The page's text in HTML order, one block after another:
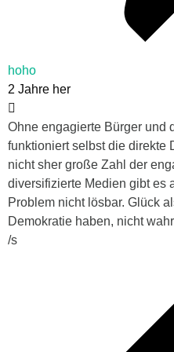
hoho
2 Jahre her
Ohne engagierte Bürger und
funktioniert selbst die direkte
nicht sher große Zahl der
diversifizierte Medien gibt es
Problem nicht lösbar. Glück
Demokratie haben, nicht
/s